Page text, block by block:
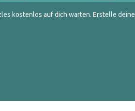
kostenlos auf dich warten. Erstelle